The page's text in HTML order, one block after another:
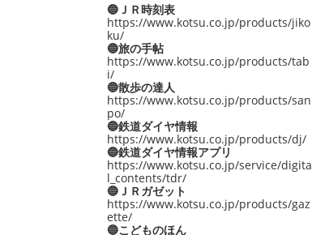
🔵ＪＲ時刻表
https://www.kotsu.co.jp/products/jiko
ku/
🔵旅の手帖
https://www.kotsu.co.jp/products/tab
i/
🔵散歩の達人
https://www.kotsu.co.jp/products/san
po/
🔵鉄道ダイヤ情報
https://www.kotsu.co.jp/products/dj/
🔵鉄道ダイヤ情報アプリ
https://www.kotsu.co.jp/service/digita
l_contents/tdr/
🔵ＪＲガゼット
https://www.kotsu.co.jp/products/gaz
ette/
🔵こどものほん